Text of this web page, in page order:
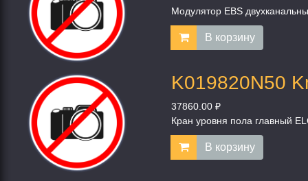
Модулятор EBS
В корзину
K019820N50
37860.00 ₽
Кран уровня пола главный
В корзину